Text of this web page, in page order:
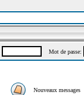
Mot de passe:
Nouveaux messages